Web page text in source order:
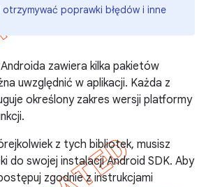
poprawki błędów i inne
zawiera kilka pakietów
uwzględnić w aplikacji. Każda z
określony zakres wersji platformy
z tych bibliotek, musisz
do swojej instalacji Android SDK. Aby
zgodnie z instrukcjami